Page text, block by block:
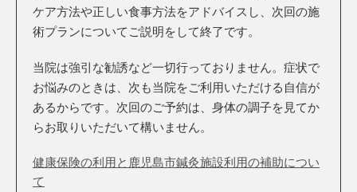
ケア方法や正しい食事方法をアドバイスし、次回の施
術プランについてご説明をして終了です。
当院は強引な勧誘など一切行っておりません。症状で
お悩みのときは、次も当院をご利用いただける自信が
あるからです。次回のご予約は、身体の調子を見てか
らお取りいただいて構いません。
健康保険の利用と鹿児島市鍼灸施設利用の補助につい
て